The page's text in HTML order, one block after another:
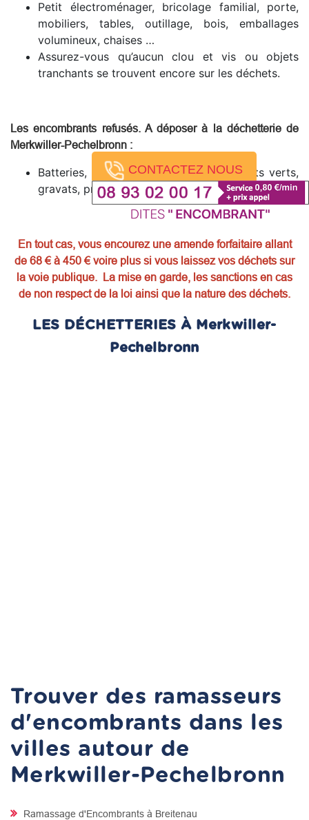
CONTACTEZ NOUS
Petit électroménager, bricolage familial, porte,
mobiliers, tables, outillage, bois, emballages
volumineux, chaises …
Assurez-vous qu’aucun clou et vis ou objets
tranchants se trouvent encore sur les déchets.
Les encombrants refusés. A déposer à la déchetterie de
Merkwiller-Pechelbronn :
Batteries, huiles, produit toxiques, déchets verts,
gravats, pneus, produits dangereux.
En tout cas, vous encourez une amende forfaitaire allant
de 68 € à 450 € voire plus si vous laissez vos déchets sur
la voie publique. La mise en garde, les sanctions en cas
de non respect de la loi ainsi que la nature des déchets.
LES DÉCHETTERIES À Merkwiller-
Pechelbronn
Trouver des ramasseurs
d'encombrants dans les
villes autour de
Merkwiller-Pechelbronn
Ramassage d'Encombrants à Breitenau